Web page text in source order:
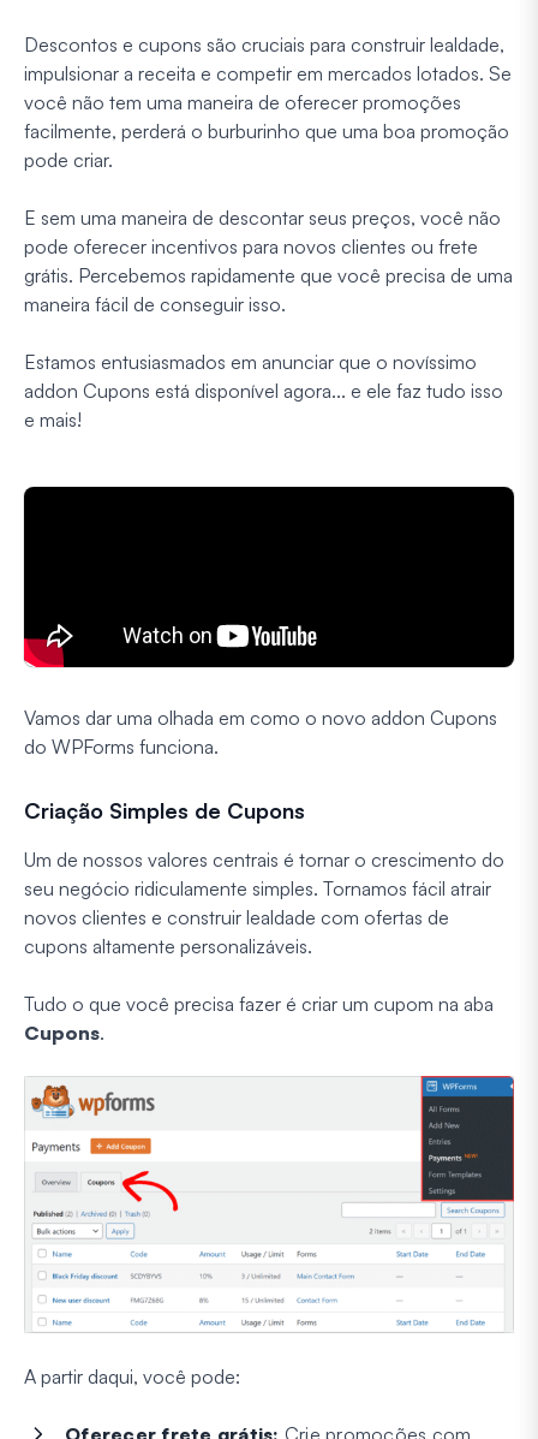
Descontos e cupons são cruciais para construir lealdade,
impulsionar a receita e competir em mercados lotados. Se
você não tem uma maneira de oferecer promoções
facilmente, perderá o burburinho que uma boa promoção
pode criar.
E sem uma maneira de descontar seus preços, você não
pode oferecer incentivos para novos clientes ou frete
grátis. Percebemos rapidamente que você precisa de uma
maneira fácil de conseguir isso.
Estamos entusiasmados em anunciar que o novíssimo
addon Cupons está disponível agora... e ele faz tudo isso
e mais!
Vamos dar uma olhada em como o novo addon Cupons
do WPForms funciona.
Criação Simples de Cupons
Um de nossos valores centrais é tornar o crescimento do
seu negócio ridiculamente simples. Tornamos fácil atrair
novos clientes e construir lealdade com ofertas de
cupons altamente personalizáveis.
Tudo o que você precisa fazer é criar um cupom na aba
Cupons.
A partir daqui, você pode:
Oferecer frete grátis: Crie promoções com